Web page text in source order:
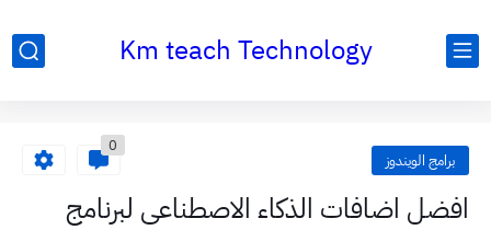
Km teach Technology
برامج الويندوز
0
افضل اضافات الذكاء الاصطناعى لبرنامج